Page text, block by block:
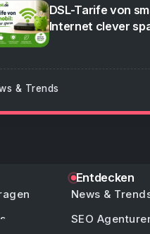
DSL-Tarife von
Internet clever
& Trends
Entdecken
News &
SEO